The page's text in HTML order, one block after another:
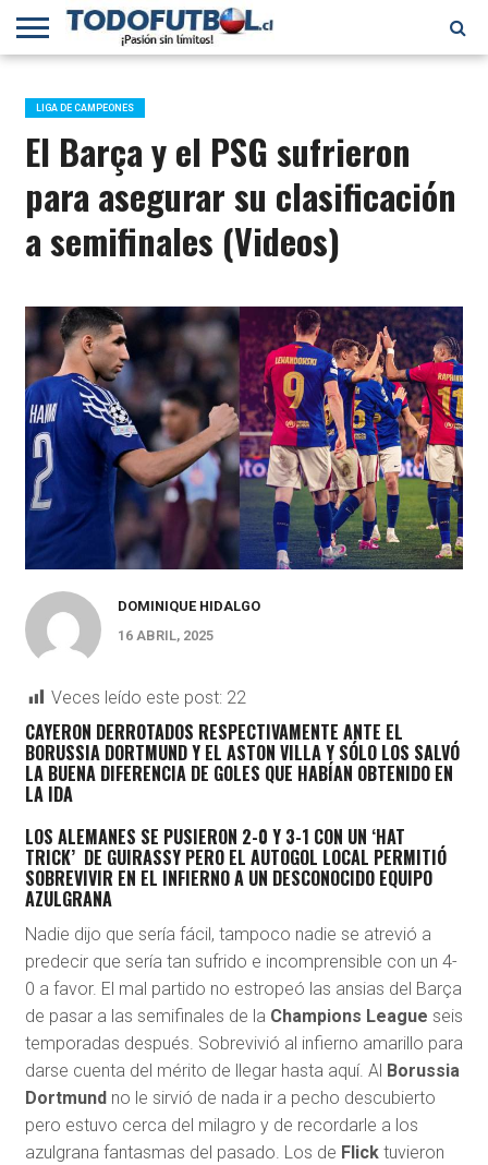
PRIMERA
B
SELECCIÓN
CHILENA
CHILENOS
EN EL
MUNDO
FÚTBOL
INTERNACIONAL
LIGA DE CAMPEONES
El Barça y el PSG sufrieron
para asegurar su clasificación
a semifinales (Videos)
DOMINIQUE HIDALGO
16 ABRIL, 2025
Veces leído este post: 22
CAYERON DERROTADOS RESPECTIVAMENTE ANTE EL
BORUSSIA DORTMUND Y EL ASTON VILLA Y SÓLO LOS SALVÓ
LA BUENA DIFERENCIA DE GOLES QUE HABÍAN OBTENIDO EN
LA IDA
LOS ALEMANES SE PUSIERON 2-0 Y 3-1 CON UN ‘HAT
TRICK’ DE GUIRASSY PERO EL AUTOGOL LOCAL PERMITIÓ
SOBREVIVIR EN EL INFIERNO A UN DESCONOCIDO EQUIPO
AZULGRANA
Nadie dijo que sería fácil, tampoco nadie se atrevió a
predecir que sería tan sufrido e incomprensible con un 4-
0 a favor. El mal partido no estropeó las ansias del Barça
de pasar a las semifinales de la Champions League seis
temporadas después. Sobrevivió al infierno amarillo para
darse cuenta del mérito de llegar hasta aquí. Al Borussia
Dortmund no le sirvió de nada ir a pecho descubierto
pero estuvo cerca del milagro y de recordarle a los
azulgrana fantasmas del pasado. Los de Flicktuvieron